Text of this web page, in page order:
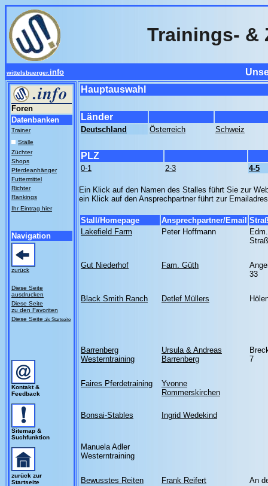
Trainings- &
wittelsbuerger. info
Foren
Datenbanken
Trainer
Ställe
Züchter
Shops
Pferdeanhänger
Futtermittel
Richter
Rankings
Ihr Eintrag hier
Navigation
zurück
Diese Seite
ausdrucken
Diese Seite
zu den Favoriten
Diese Seite als Startseite
Kontakt &
Feedback
Sitemap &
Suchfunktion
zurück zur
Startseite
Hauptauswahl
Länder
Deutschland Österreich Schweiz
PLZ
0-1 2-3 4-5
Ein Klick auf den Namen des Stalles führt Sie zur
ein Klick auf den Ansprechpartner führt zur
Stall/Homepage Ansprechpartner/Email
Lakefield Farm
Peter Hoffmann
Gut Niederhof Fam. Güth
33
Black Smith Ranch Detlef Müllers
Barrenberg
Westerntraining
Ursula & Andreas
Barrenberg
7
Faires Pferdetraining
Yvonne
Rommerskirchen
Bonsai-Stables Ingrid Wedekind
Manuela Adler
Westerntraining
Bewusstes Reiten Frank Reifert An